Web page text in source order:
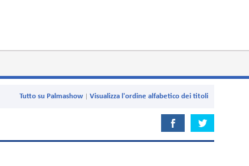
Visualizza l'ordine alfabetico dei titoli
Tutto su Palmashow